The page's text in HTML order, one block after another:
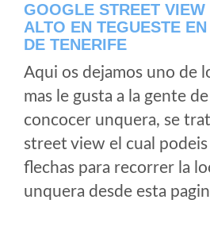
GOOGLE STREET
ALTO EN TEGUESTE
DE TENERIFE
Aqui os dejamos uno de
mas le gusta a la gente
concocer unquera, se
street view el cual podeis
flechas para recorrer la
unquera desde esta